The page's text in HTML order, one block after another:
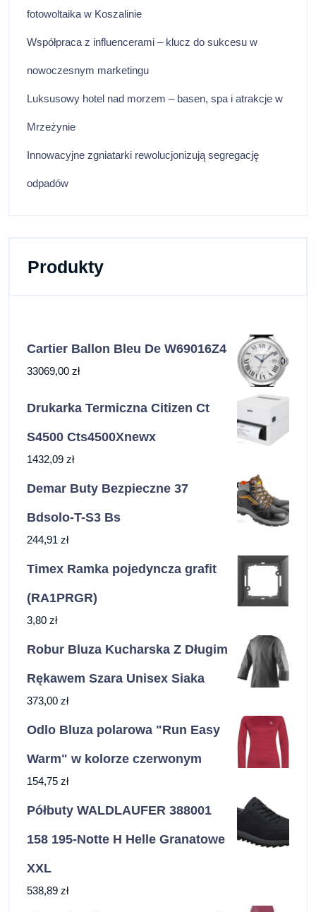
fotowoltaika w Koszalinie
Współpraca z influencerami – klucz do sukcesu w
nowoczesnym marketingu
Luksusowy hotel nad morzem – basen, spa i atrakcje w
Mrzeżynie
Innowacyjne zgniatarki rewolucjonizują segregację
odpadów
Produkty
Cartier Ballon Bleu De W69016Z4
33069,00 zł
Drukarka Termiczna Citizen Ct
S4500 Cts4500Xnewx
1432,09 zł
Demar Buty Bezpieczne 37
Bdsolo-T-S3 Bs
244,91 zł
Timex Ramka pojedyncza grafit
(RA1PRGR)
3,80 zł
Robur Bluza Kucharska Z Długim
Rękawem Szara Unisex Siaka
373,00 zł
Odlo Bluza polarowa "Run Easy
Warm" w kolorze czerwonym
154,75 zł
Półbuty WALDLAUFER 388001
158 195-Notte H Helle Granatowe
XXL
538,89 zł